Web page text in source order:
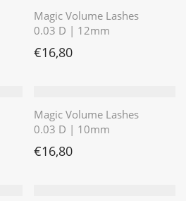
Magic Volume Lashes
0.03 D | 12mm
€16,80
Magic Volume Lashes
0.03 D | 10mm
€16,80